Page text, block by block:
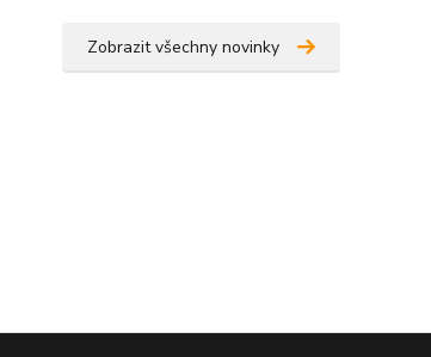
Zobrazit všechny novinky